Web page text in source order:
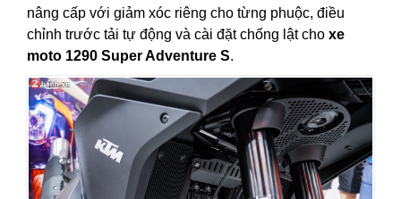
nâng cấp với giảm xóc riêng cho từng phuộc, điều
chỉnh trước tải tự động và cài đặt chống lật cho xe
moto 1290 Super Adventure S.